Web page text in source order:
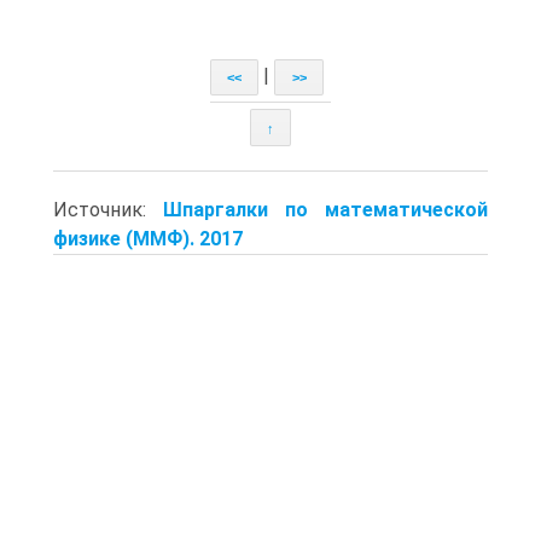
<< >>
↑
Источник: Шпаргалки по математической
физике (ММФ). 2017